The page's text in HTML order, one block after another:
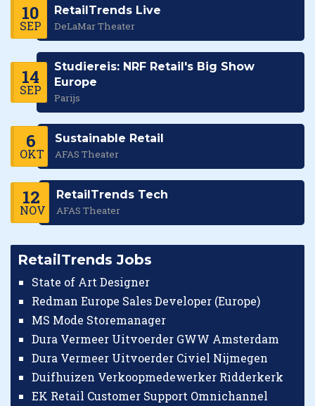
10
SEP
RetailTrends Live
DeLaMar Theater
14
SEP
Studiereis: NRF Retail's Big Show
Europe
Parijs
6
OKT
Sustainable Retail
AFAS Theater
12
NOV
RetailTrends Tech
AFAS Theater
RetailTrends Jobs
State of Art Designer
Redman Europe Sales Developer (Europe)
MS Mode Storemanager
Dura Vermeer Uitvoerder GWW Amsterdam
Dura Vermeer Uitvoerder Civiel Nijmegen
Duifhuizen Verkoopmedewerker Ridderkerk
EK Retail Customer Support Omnichannel